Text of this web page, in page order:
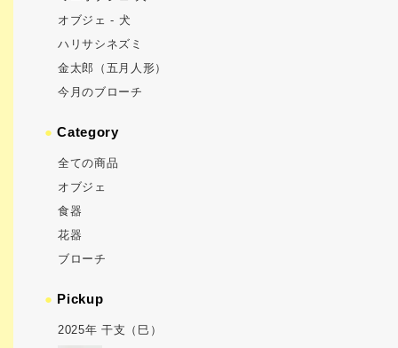
オブジェ - 犬
ハリサシネズミ
金太郎（五月人形）
今月のブローチ
●Category
全ての商品
オブジェ
食器
花器
ブローチ
● Pickup
2025年 干支（巳）